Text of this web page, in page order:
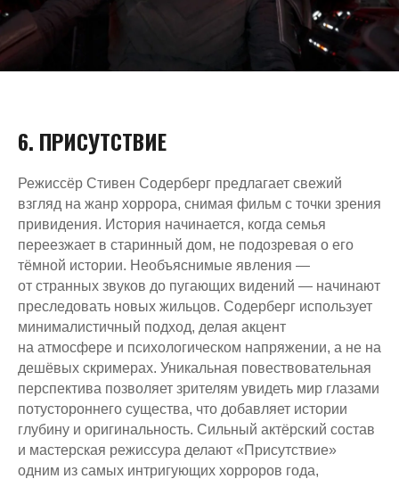
6. ПРИСУТСТВИЕ
Режиссёр Стивен Содерберг предлагает свежий
взгляд на жанр хоррора, снимая фильм с точки зрения
привидения. История начинается, когда семья
переезжает в старинный дом, не подозревая о его
тёмной истории. Необъяснимые явления —
от странных звуков до пугающих видений — начинают
преследовать новых жильцов. Содерберг использует
минималистичный подход, делая акцент
на атмосфере и психологическом напряжении, а не на
дешёвых скримерах. Уникальная повествовательная
перспектива позволяет зрителям увидеть мир глазами
потустороннего существа, что добавляет истории
глубину и оригинальность. Сильный актёрский состав
и мастерская режиссура делают «Присутствие»
одним из самых интригующих хорроров года,